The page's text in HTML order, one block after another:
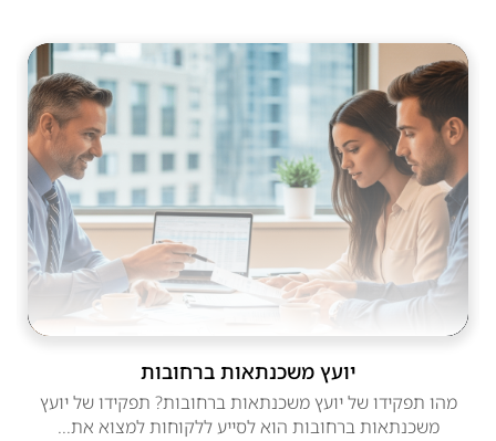
יועץ משכנתאות ברחובות
מהו תפקידו של יועץ משכנתאות ברחובות? תפקידו של יועץ
משכנתאות ברחובות הוא לסייע ללקוחות למצוא את...